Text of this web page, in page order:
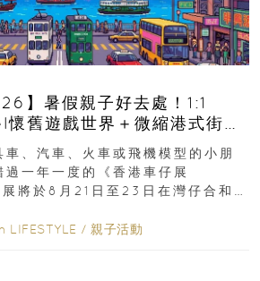
】暑假親子好去處！1:1
舊遊戲世界＋微縮港式街景
家庭必去！
、汽車、火車或飛機模型的小朋
一年一度的《香港車仔展
將於8月21日至23日在灣仔合和酒
LIFESTYLE / 親子活動